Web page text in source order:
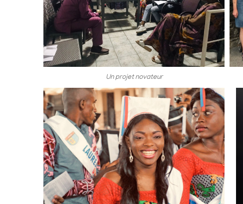
Un projet novateur